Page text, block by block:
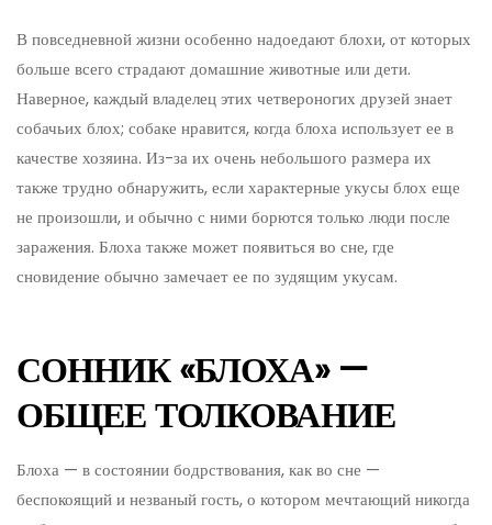
В повседневной жизни особенно надоедают блохи, от которых
больше всего страдают домашние животные или дети.
Наверное, каждый владелец этих четвероногих друзей знает
собачьих блох; собаке нравится, когда блоха использует ее в
качестве хозяина. Из-за их очень небольшого размера их
также трудно обнаружить, если характерные укусы блох еще
не произошли, и обычно с ними борются только люди после
заражения. Блоха также может появиться во сне, где
сновидение обычно замечает ее по зудящим укусам.
СОННИК «БЛОХА» —
ОБЩЕЕ ТОЛКОВАНИЕ
Блоха — в состоянии бодрствования, как во сне —
беспокоящий и незваный гость, о котором мечтающий никогда